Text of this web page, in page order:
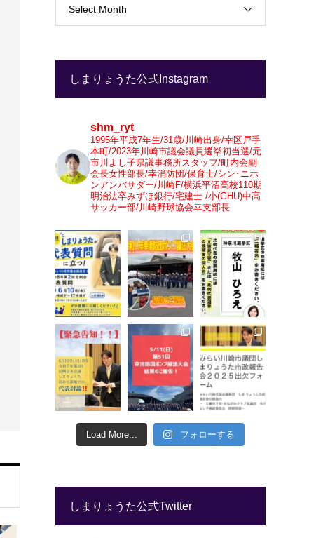
Select Month
しまりょうた公式Instagram
shm_ryt
1995年平成7年生/31歳/川崎出身/幸区戸手
本町/2023年川崎市議会議員選挙初当選/元
市川よし子県議事務所スタッフ/町内会副
会長女性部長/幸消防団/保育士/シン･ニホ
ンアンバサダー/川崎F/横浜平沼高校110期
明治法卒みずほ銀行/宅建士 /小(GHU)中高
サッカー部/川崎野球協会幸支部長
Load More... フォローする
しまりょうた公式Twitter